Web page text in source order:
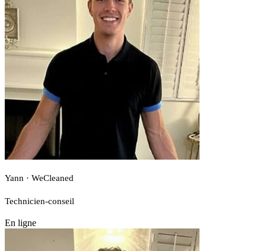
Yann · WeCleaned
Technicien-conseil
En ligne